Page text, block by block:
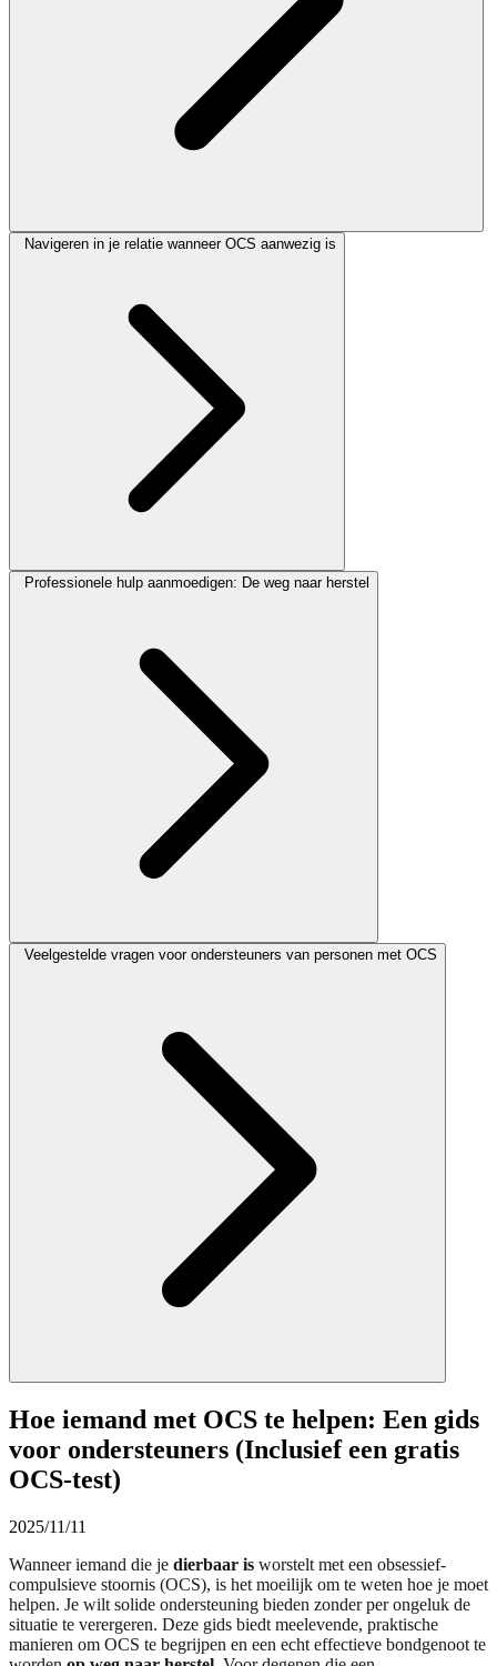
Navigeren in je relatie wanneer OCS aanwezig is
Professionele hulp aanmoedigen: De weg naar herstel
Veelgestelde vragen voor ondersteuners van personen met OCS
Hoe iemand met OCS te helpen: Een gids
voor ondersteuners (Inclusief een gratis
OCS-test)
2025/11/11
Wanneer iemand die je dierbaar is worstelt met een obsessief-
compulsieve stoornis (OCS), is het moeilijk om te weten hoe je moet
helpen. Je wilt solide ondersteuning bieden zonder per ongeluk de
situatie te verergeren. Deze gids biedt meelevende, praktische
manieren om OCS te begrijpen en een echt effectieve bondgenoot te